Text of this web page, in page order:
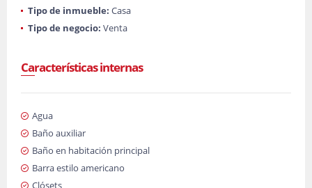
Tipo de inmueble: Casa
Tipo de negocio: Venta
Características internas
Agua
Baño auxiliar
Baño en habitación principal
Barra estilo americano
Clósets